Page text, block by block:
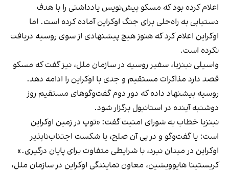
اعلام کرده بود که مسکو پیش‌نویس یادداشتی را با هدف
دستیابی به راه‌حلی برای جنگ اوکراین آماده کرده است. اما
اوکراین اعلام کرد که هنوز هیچ پیشنهادی از سوی روسیه دریافت
نکرده است.
واسیلی نبنزیا، سفیر روسیه در سازمان ملل، نیز گفت که مسکو
قصد دارد مذاکرات مستقیم و جدی با اوکراین را ادامه دهد.
روسیه پیشنهاد داده که دور دوم گفت‌وگوهای مستقیم روز
دوشنبه آینده در استانبول برگزار شود.
نبنزیا خطاب به شورای امنیت گفت: «توپ در زمین اوکراین
است: یا گفت‌وگو و در پی آن صلح، یا شکست اجتناب‌ناپذیر
اوکراین در میدان نبرد، با شرایطی متفاوت برای پایان درگیری.»
کریستینا هایوویشین، معاون نمایندگی اوکراین در سازمان ملل،